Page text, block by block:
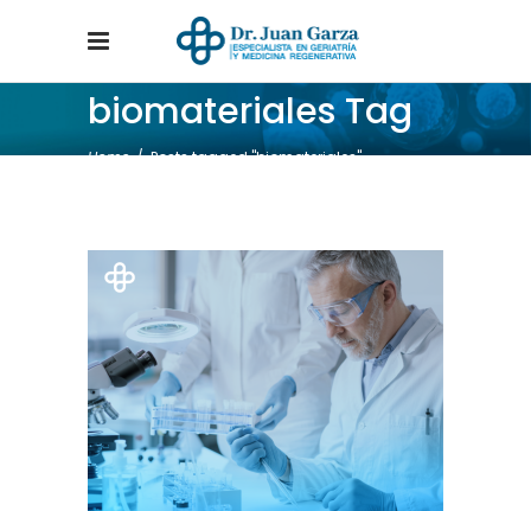
biomateriales Tag
Home/Posts tagged "biomateriales"